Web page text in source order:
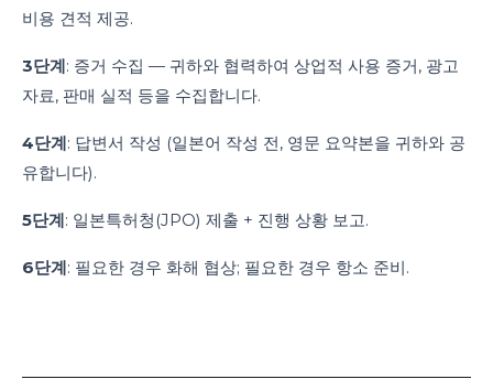
비용 견적 제공.
3단계: 증거 수집 — 귀하와 협력하여 상업적 사용 증거, 광고
자료, 판매 실적 등을 수집합니다.
4단계: 답변서 작성 (일본어 작성 전, 영문 요약본을 귀하와 공
유합니다).
5단계: 일본특허청(JPO) 제출 + 진행 상황 보고.
6단계: 필요한 경우 화해 협상; 필요한 경우 항소 준비.